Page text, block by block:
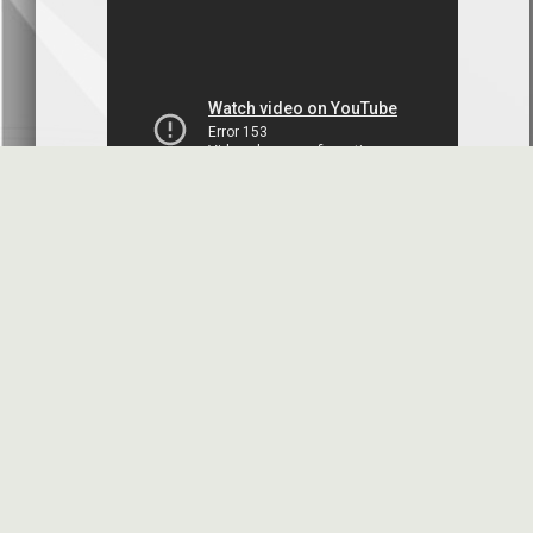
دعوة اجتماع هيئة عامة غير عادية
المصرف الدولي للتجارة والتمويل
2026-07-08